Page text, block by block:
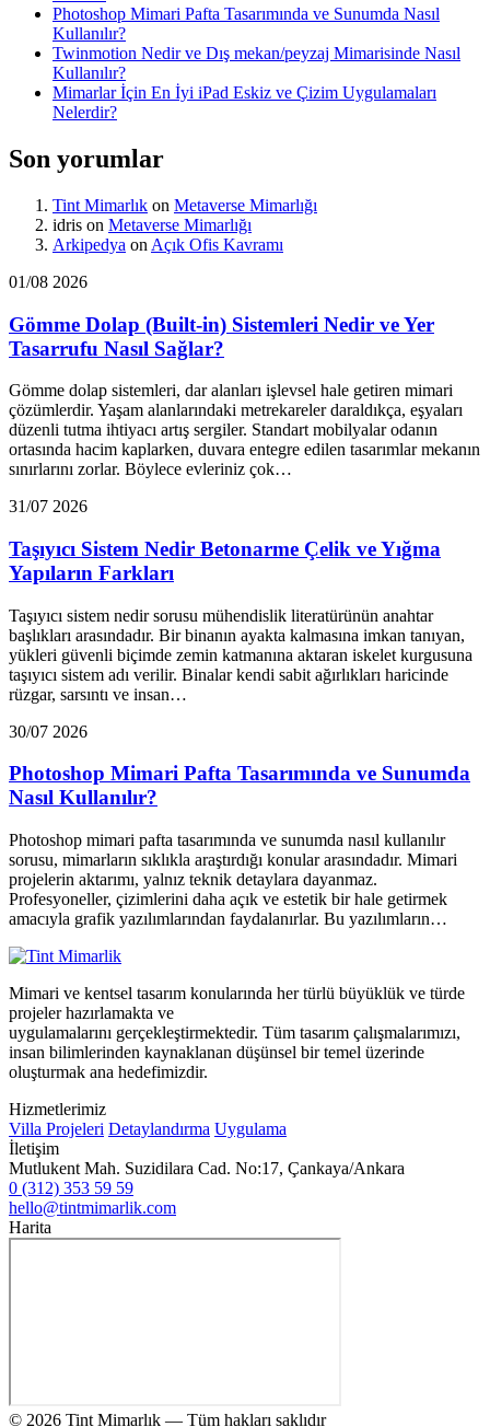
Photoshop Mimari Pafta Tasarımında ve Sunumda Nasıl
Kullanılır?
Twinmotion Nedir ve Dış mekan/peyzaj Mimarisinde Nasıl
Kullanılır?
Mimarlar İçin En İyi iPad Eskiz ve Çizim Uygulamaları
Nelerdir?
Son yorumlar
Tint Mimarlık on Metaverse Mimarlığı
idris on Metaverse Mimarlığı
Arkipedya on Açık Ofis Kavramı
01/08 2026
Gömme Dolap (Built-in) Sistemleri Nedir ve Yer
Tasarrufu Nasıl Sağlar?
Gömme dolap sistemleri, dar alanları işlevsel hale getiren mimari
çözümlerdir. Yaşam alanlarındaki metrekareler daraldıkça, eşyaları
düzenli tutma ihtiyacı artış sergiler. Standart mobilyalar odanın
ortasında hacim kaplarken, duvara entegre edilen tasarımlar mekanın
sınırlarını zorlar. Böylece evleriniz çok…
31/07 2026
Taşıyıcı Sistem Nedir Betonarme Çelik ve Yığma
Yapıların Farkları
Taşıyıcı sistem nedir sorusu mühendislik literatürünün anahtar
başlıkları arasındadır. Bir binanın ayakta kalmasına imkan tanıyan,
yükleri güvenli biçimde zemin katmanına aktaran iskelet kurgusuna
taşıyıcı sistem adı verilir. Binalar kendi sabit ağırlıkları haricinde
rüzgar, sarsıntı ve insan…
30/07 2026
Photoshop Mimari Pafta Tasarımında ve Sunumda
Nasıl Kullanılır?
Photoshop mimari pafta tasarımında ve sunumda nasıl kullanılır
sorusu, mimarların sıklıkla araştırdığı konular arasındadır. Mimari
projelerin aktarımı, yalnız teknik detaylara dayanmaz.
Profesyoneller, çizimlerini daha açık ve estetik bir hale getirmek
amacıyla grafik yazılımlarından faydalanırlar. Bu yazılımların…
Mimari ve kentsel tasarım konularında her türlü büyüklük ve türde
projeler hazırlamakta ve
uygulamalarını gerçekleştirmektedir. Tüm tasarım çalışmalarımızı,
insan bilimlerinden kaynaklanan düşünsel bir temel üzerinde
oluşturmak ana hedefimizdir.
Hizmetlerimiz
Villa Projeleri Detaylandırma Uygulama
İletişim
Mutlukent Mah. Suzidilara Cad. No:17, Çankaya/Ankara
0 (312) 353 59 59
hello@tintmimarlik.com
Harita
© 2026 Tint Mimarlık — Tüm hakları saklıdır